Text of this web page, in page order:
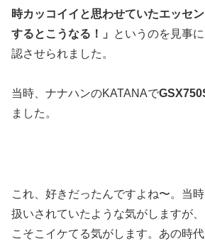
時カッコイイと思わせていたエッセ
するとこうなる！」
というのを見事
認させられました。
当時、ナナハンのKATANAで
ました。
これ、好きだったんですよね〜。当
扱いされていたような気がしますが
こそこイケてる気がします。あの時